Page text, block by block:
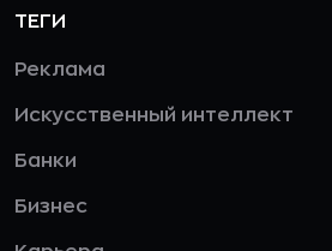
ТЕГИ
Реклама
Искусственный интеллект
Банки
Бизнес